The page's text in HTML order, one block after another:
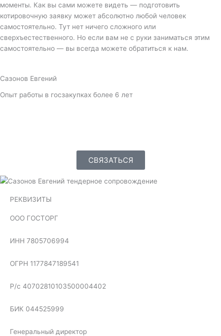
моменты. Как вы сами можете видеть — подготовить
котировочную заявку может абсолютно любой человек
самостоятельно. Тут нет ничего сложного или
сверхъестественного. Но если вам не с руки заниматься этим
самостоятельно — вы всегда можете обратиться к нам.
Сазонов Евгений
Опыт работы в госзакупках более 6 лет
СВЯЗАТЬСЯ
РЕКВИЗИТЫ
ООО ГОСТОРГ
ИНН 7805706994
ОГРН 1177847189541
Р/с 40702810103500004402
БИК 044525999
Генеральный директор